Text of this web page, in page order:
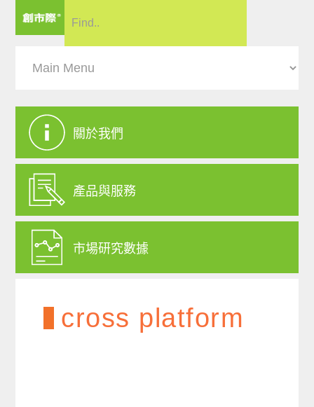
關於我們
產品與服務
市場研究數據
cross platform